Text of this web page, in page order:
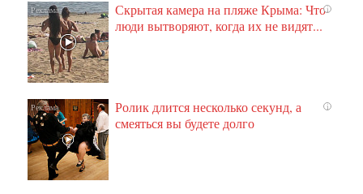
i
Скрытая камера на пляже Крыма: Что
люди вытворяют, когда их не видят...
i
Ролик длится несколько секунд, а
смеяться вы будете долго